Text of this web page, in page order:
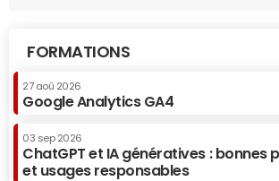
FORMATIONS
27 aoû 2026
Google Analytics GA4
03 sep 2026
ChatGPT et IA génératives : bonnes
et usages responsables